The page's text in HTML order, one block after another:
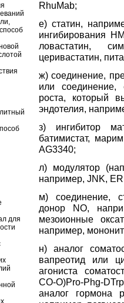
для
RhuMab;
е) статин,
ингибирования
ловастатин,
церивастатин,
ж) соединение,
или соединение,
роста, который
эндотелия,
з) ингибитор
батимистат,
AG3340;
л) модулятор
например, JNK,
м) соединение,
донор NO,
мезоионные
например,
н) аналог
вапреотид или
агониста
CO-O)Pro-Phg-
аналог гормона